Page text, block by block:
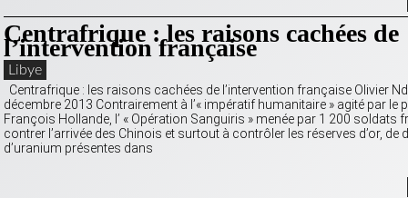
Centrafrique : les raisons cachées de
l’intervention française
Libye
Centrafrique : les raisons cachées de l’intervention française Olivier
décembre 2013 Contrairement à l’« impératif humanitaire » agité par le
François Hollande, l’ « Opération Sanguiris » menée par 1 200 soldats
contrer l’arrivée des Chinois et surtout à contrôler les réserves d’or, de
d’uranium présentes dans